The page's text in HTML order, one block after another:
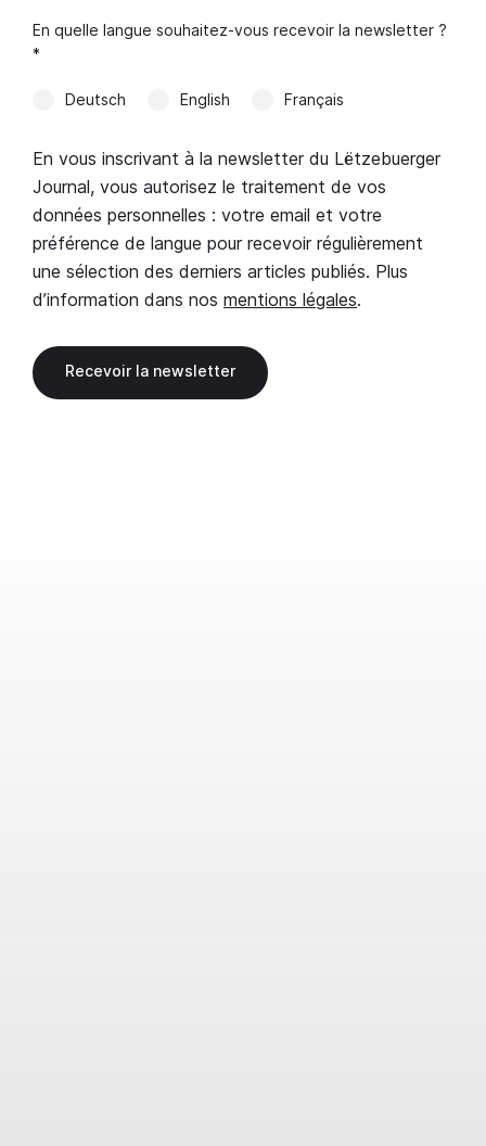
En quelle langue souhaitez-vous recevoir la newsletter ?
*
Deutsch English Français
En vous inscrivant à la newsletter du Lëtzebuerger
Journal, vous autorisez le traitement de vos
données personnelles : votre email et votre
préférence de langue pour recevoir régulièrement
une sélection des derniers articles publiés. Plus
d’information dans nos mentions légales.